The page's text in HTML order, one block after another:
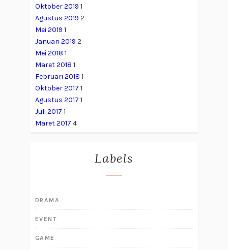
Oktober 2019 1
Agustus 2019 2
Mei 2019 1
Januari 2019 2
Mei 2018 1
Maret 2018 1
Februari 2018 1
Oktober 2017 1
Agustus 2017 1
Juli 2017 1
Maret 2017 4
Labels
DRAMA
EVENT
GAME